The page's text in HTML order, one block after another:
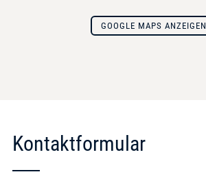
GOOGLE MAPS ANZEIGEN
Kontaktformular